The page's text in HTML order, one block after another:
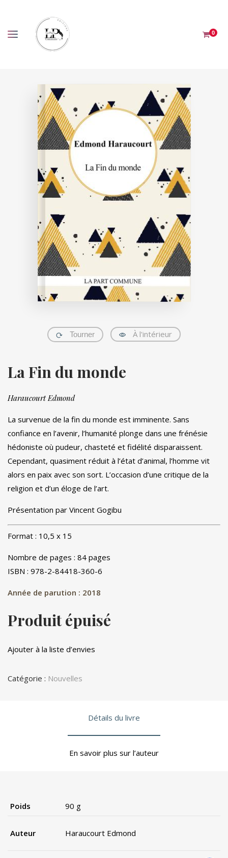
0
Tourner À l'intérieur
La Fin du monde
Haraucourt Edmond
La survenue de la fin du monde est imminente. Sans
confiance en l’avenir, l’humanité plonge dans une frénésie
hédoniste où pudeur, chasteté et fidélité disparaissent.
Cependant, quasiment réduit à l’état d’animal, l’homme vit
alors en paix avec son sort. L’occasion d’une critique de la
religion et d’un éloge de l’art.
Présentation par Vincent Gogibu
Format : 10,5 x 15
Nombre de pages : 84 pages
ISBN : 978-2-84418-360-6
Année de parution : 2018
Produit épuisé
Ajouter à la liste d’envies
Catégorie : Nouvelles
Détails du livre
En savoir plus sur l’auteur
Poids 90 g
Auteur Haraucourt Edmond